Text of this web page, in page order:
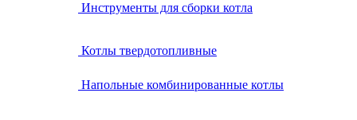
Инструменты для сборки котла
Котлы твердотопливные
Напольные комбинированные котлы